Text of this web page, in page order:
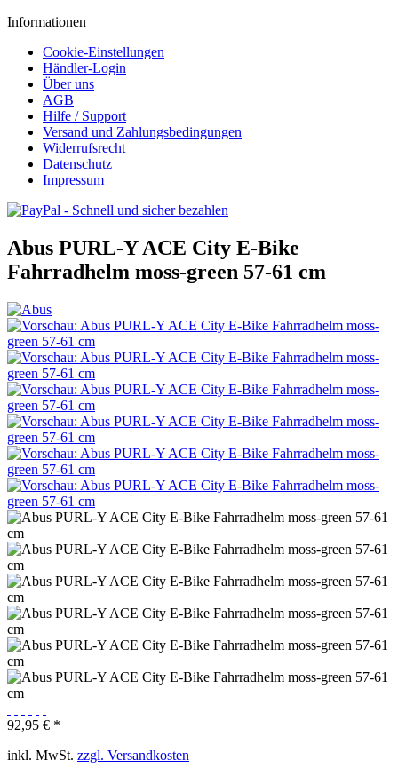
Informationen
Cookie-Einstellungen
Händler-Login
Über uns
AGB
Hilfe / Support
Versand und Zahlungsbedingungen
Widerrufsrecht
Datenschutz
Impressum
Abus PURL-Y ACE City E-Bike
Fahrradhelm moss-green 57-61 cm
92,95 € *
inkl. MwSt. zzgl. Versandkosten